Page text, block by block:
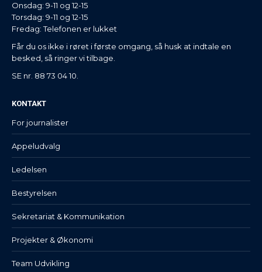
Onsdag: 9-11 og 12-15
Torsdag: 9-11 og 12-15
Fredag: Telefonen er lukket
Får du os ikke i røret i første omgang, så husk at indtale en
besked, så ringer vi tilbage.
SE nr. 88 73 04 10.
KONTAKT
For journalister
Appeludvalg
Ledelsen
Bestyrelsen
Sekretariat & Kommunikation
Projekter & Økonomi
Team Udvikling